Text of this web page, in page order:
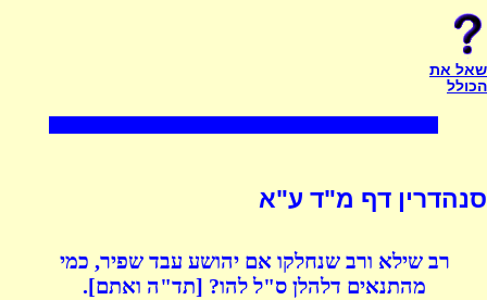
שאל את
הכולל
סנהדרין דף מ"ד ע"א
רב שילא ורב שנחלקו אם יהושע עבד שפיר, כמי
מהתנאים דלהלן ס"ל להו? [תד"ה ואתם].